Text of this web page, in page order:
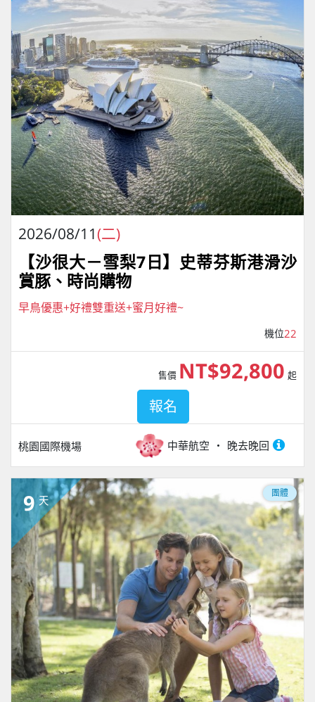
2026/08/11(二)
【沙很大－雪梨7日】史蒂芬斯港滑沙
賞豚、時尚購物
早鳥優惠+好禮雙重送+蜜月好禮~
機位22
桃園國際機場 中華航空 晚去晚回
售價 NT$92,800 起
報名
9 天
團體